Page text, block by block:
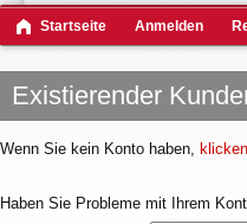
Startseite Anmelden
Existierender
Wenn Sie kein Konto haben,
Haben Sie Probleme mit Ihrem